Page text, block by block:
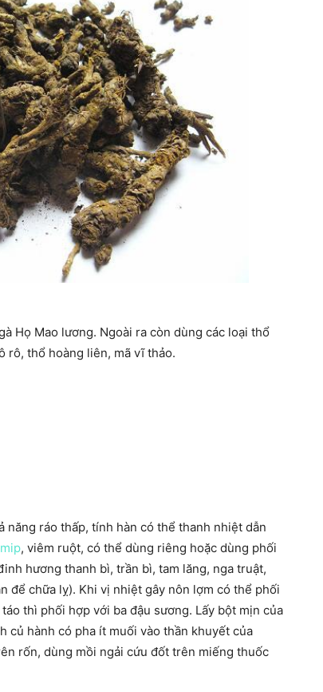
Họ Mao lương. Ngoài ra còn dùng các loại thổ
rô, thổ hoàng liên, mã vĩ thảo.
ráo thấp, tính hàn có thể thanh nhiệt dẫn
, viêm ruột, có thể dùng riêng hoặc dùng phối
hương thanh bì, trần bì, tam lăng, nga truật,
để chữa lỵ). Khi vị nhiệt gây nôn lợm có thể phối
thì phối hợp với ba đậu sương. Lấy bột mịn của
củ hành có pha ít muối vào thần khuyết của
rốn, dùng mồi ngải cứu đốt trên miếng thuốc